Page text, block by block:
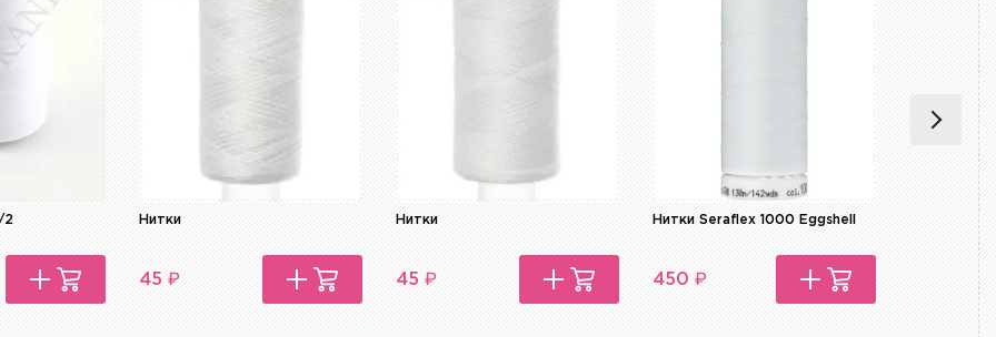
2 Нитки
45 ₽
Нитки
45 ₽
Нитки Seraflex 1000 Eggshell
450 ₽
Нитки